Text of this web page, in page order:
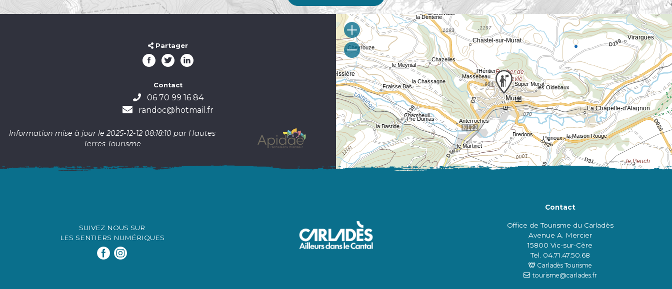
Partager
Contact
06 70 99 16 84
randoc@hotmail.fr
Information mise à jour le 2025-12-12 08:18:10 par Hautes
Terres Tourisme
SUIVEZ NOUS SUR
LES SENTIERS NUMÉRIQUES
Contact
Office de Tourisme du Carladès
Avenue A. Mercier
15800 Vic-sur-Cère
Tel. 04.71.47.50.68
Carladès Tourisme
tourisme@carlades.fr